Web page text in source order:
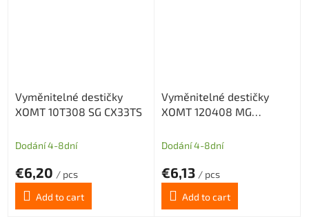
Vyměnitelné destičky
XOMT 10T308 SG CX33TS
Dodání 4-8dní
€6,20 / pcs
Add to cart
Vyměnitelné destičky
XOMT 120408 MG
Dodání 4-8dní
€6,13 / pcs
Add to cart